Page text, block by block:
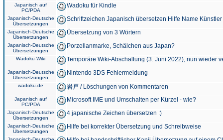
Japanisch auf
PC/PDA
Wadoku für Kindle
Japanisch-Deutsche
Übersetzungen
Schriftzeichen Japanisch übersetzen Hilfe Name
Japanisch-Deutsche
Übersetzungen
Übersetzung von 3 Wörtern
Japanisch-Deutsche
Übersetzungen
Porzellanmarke, Schälchen aus Japan?
Wadoku-Wiki Temporäre Wiki-Abschaltung (3. Juni 2022), nun wieder
Japanisch-Deutsche
Übersetzungen
Nintendo 3DS Fehlermeldung
wadoku.de 岩戸 / Löschungen von Kommentaren
Japanisch auf
PC/PDA
Microsoft IME und Umschalten per Kürzel - wie?
Japanisch-Deutsche
Übersetzungen
4 japanische Zeichen übersetzen :)
Japanisch-Deutsche
Übersetzungen
Hilfe bei korrekter Übersetzung und Schreibweise